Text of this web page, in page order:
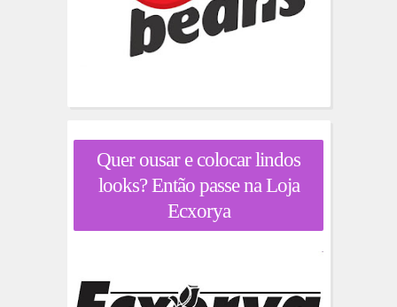
Quer ousar e colocar lindos
looks? Então passe na Loja
Ecxorya